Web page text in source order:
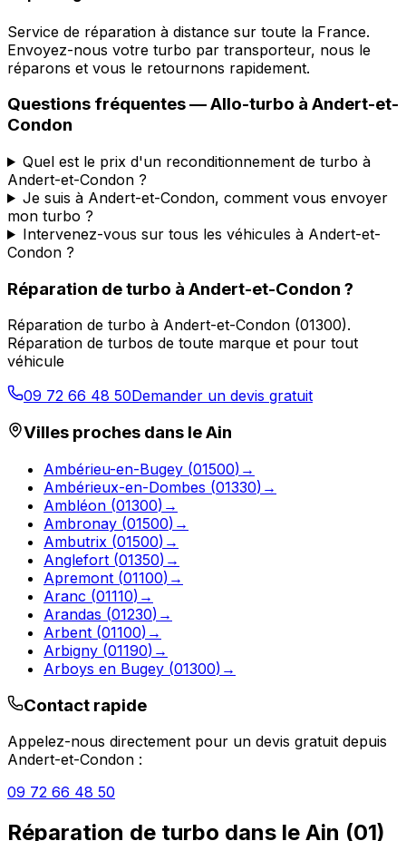
Service de réparation à distance sur toute la France.
Envoyez-nous votre turbo par transporteur, nous le
réparons et vous le retournons rapidement.
Questions fréquentes —Allo-turbo à Andert-et-
Condon
Quel est le prix d'un reconditionnement de turbo à
Andert-et-Condon ?
Je suis à Andert-et-Condon, comment vous envoyer
mon turbo ?
Intervenez-vous sur tous les véhicules à Andert-et-
Condon ?
Réparation de turbo à Andert-et-Condon ?
Réparation de turbo à Andert-et-Condon (01300).
Réparation de turbos de toute marque et pour tout
véhicule
09 72 66 48 50Demander un devis gratuit
Villes proches dans leAin
Ambérieu-en-Bugey (01500) →
Ambérieux-en-Dombes (01330) →
Ambléon (01300) →
Ambronay (01500) →
Ambutrix (01500) →
Anglefort (01350) →
Apremont (01100) →
Aranc (01110) →
Arandas (01230) →
Arbent (01100) →
Arbigny (01190) →
Arboys en Bugey (01300) →
Contact rapide
Appelez-nous directement pour un devis gratuit depuis
Andert-et-Condon :
09 72 66 48 50
Réparation de turbo dans le Ain (01)